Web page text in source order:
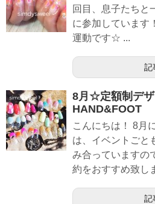
回目、息子たちと
に参加しています
運動です☆ ...
記
8月☆定額制デ
HAND&FOOT
こんにちは！ 8月
は、イベントごと
み合っていますの
約をおすすめ致し
記